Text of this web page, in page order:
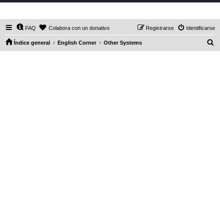
FAQ Colabora con un donativo Identificarse
Registrarse
Índice general English Corner Other Systems